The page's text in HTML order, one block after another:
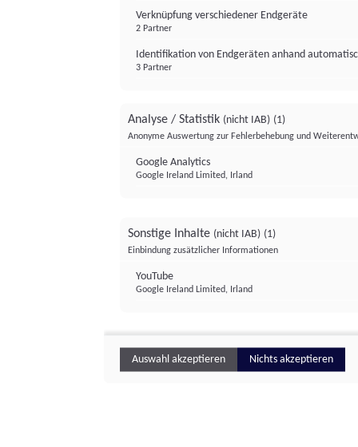
Verknüpfung verschiedener Endgeräte
2 Partner
Identifikation von Endgeräten anhand
3 Partner
Analyse / Statistik (nicht IAB) (1)
Anonyme Auswertung zur Fehlerbehebung und
Google Analytics
Google Ireland Limited, Irland
Sonstige Inhalte (nicht IAB) (1)
Einbindung zusätzlicher Informationen
YouTube
Google Ireland Limited, Irland
Auswahl akzeptieren Nichts akzeptieren